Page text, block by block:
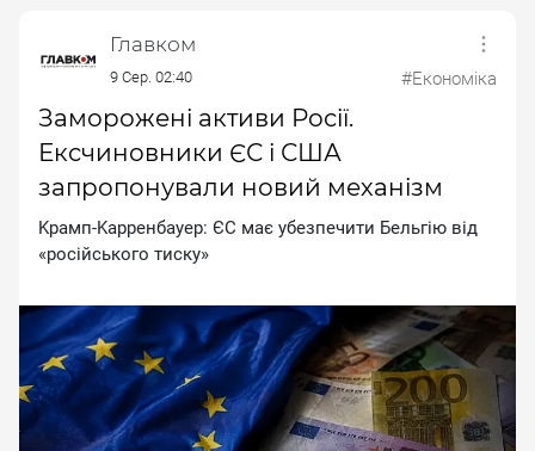
Главком
9 Сер. 02:40 #Економіка
Заморожені активи Росії.
Ексчиновники ЄС і США
запропонували новий механізм
Kpaмп-Kappeнбaуep: ЄC мaє убeзпeчити Бeльгiю вiд
«pociйcькoгo тиcку»